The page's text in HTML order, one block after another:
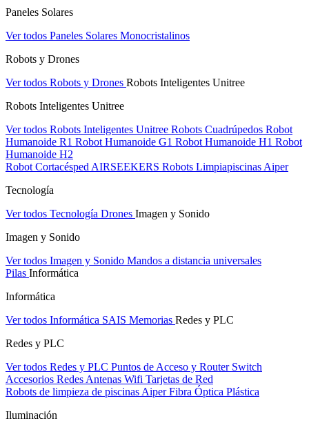
Paneles Solares
Ver todos Paneles Solares Monocristalinos
Robots y Drones
Ver todos Robots y Drones Robots Inteligentes Unitree
Robots Inteligentes Unitree
Ver todos Robots Inteligentes Unitree Robots Cuadrúpedos Robot
Humanoide R1 Robot Humanoide G1 Robot Humanoide H1 Robot
Humanoide H2
Robot Cortacésped AIRSEEKERS Robots Limpiapiscinas Aiper
Tecnología
Ver todos Tecnología Drones Imagen y Sonido
Imagen y Sonido
Ver todos Imagen y Sonido Mandos a distancia universales
Pilas Informática
Informática
Ver todos Informática SAIS Memorias Redes y PLC
Redes y PLC
Ver todos Redes y PLC Puntos de Acceso y Router Switch
Accesorios Redes Antenas Wifi Tarjetas de Red
Robots de limpieza de piscinas AiperFibra Óptica Plástica
Iluminación